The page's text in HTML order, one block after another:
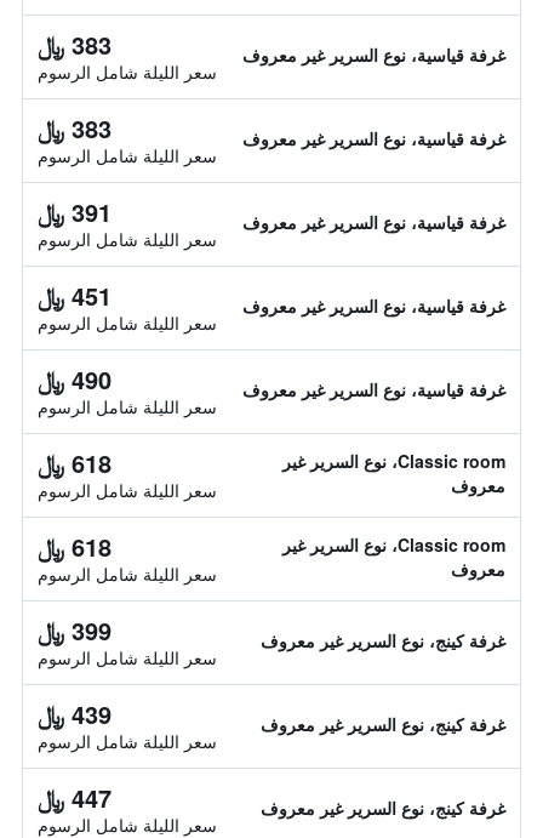
غرفة قياسية، نوع السرير غير معروف 383 ﷼
سعر الليلة شامل الرسوم
غرفة قياسية، نوع السرير غير معروف 383 ﷼
سعر الليلة شامل الرسوم
غرفة قياسية، نوع السرير غير معروف 391 ﷼
سعر الليلة شامل الرسوم
غرفة قياسية، نوع السرير غير معروف 451 ﷼
سعر الليلة شامل الرسوم
غرفة قياسية، نوع السرير غير معروف 490 ﷼
سعر الليلة شامل الرسوم
Classic room، نوع السرير غير
معروف
618 ﷼
سعر الليلة شامل الرسوم
Classic room، نوع السرير غير
معروف
618 ﷼
سعر الليلة شامل الرسوم
غرفة كينج، نوع السرير غير معروف 399 ﷼
سعر الليلة شامل الرسوم
غرفة كينج، نوع السرير غير معروف 439 ﷼
سعر الليلة شامل الرسوم
غرفة كينج، نوع السرير غير معروف 447 ﷼
سعر الليلة شامل الرسوم